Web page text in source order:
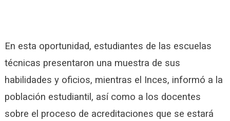
En esta oportunidad, estudiantes de las escuelas
técnicas presentaron una muestra de sus
habilidades y oficios, mientras el Inces, informó a la
población estudiantil, así como a los docentes
sobre el proceso de acreditaciones que se estará